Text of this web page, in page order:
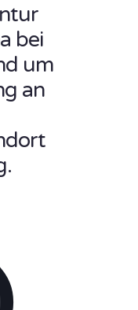
bei
um
an